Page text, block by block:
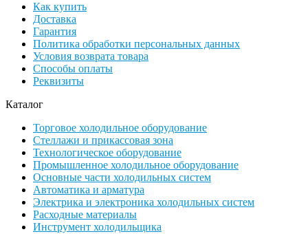
Как купить
Доставка
Гарантия
Политика обработки персональных данных
Условия возврата товара
Способы оплаты
Реквизиты
Каталог
Торговое холодильное оборудование
Стеллажи и прикассовая зона
Технологическое оборудование
Промышленное холодильное оборудование
Основные части холодильных систем
Автоматика и арматура
Электрика и электроника холодильных систем
Расходные материалы
Инструмент холодильщика